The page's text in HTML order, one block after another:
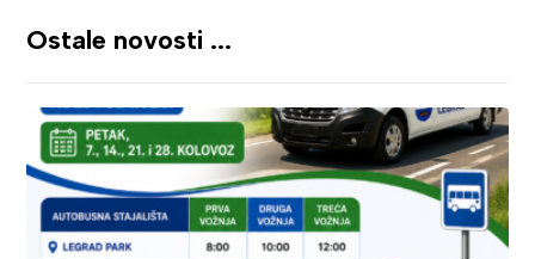
Ostale novosti ...